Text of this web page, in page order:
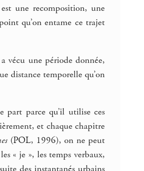
une recomposition, une
qu’on entame ce trajet
vécu une période donnée,
distance temporelle qu’on
parce qu’il utilise ces
et chaque chapitre
(POL, 1996), on ne peut
« je », les temps verbaux,